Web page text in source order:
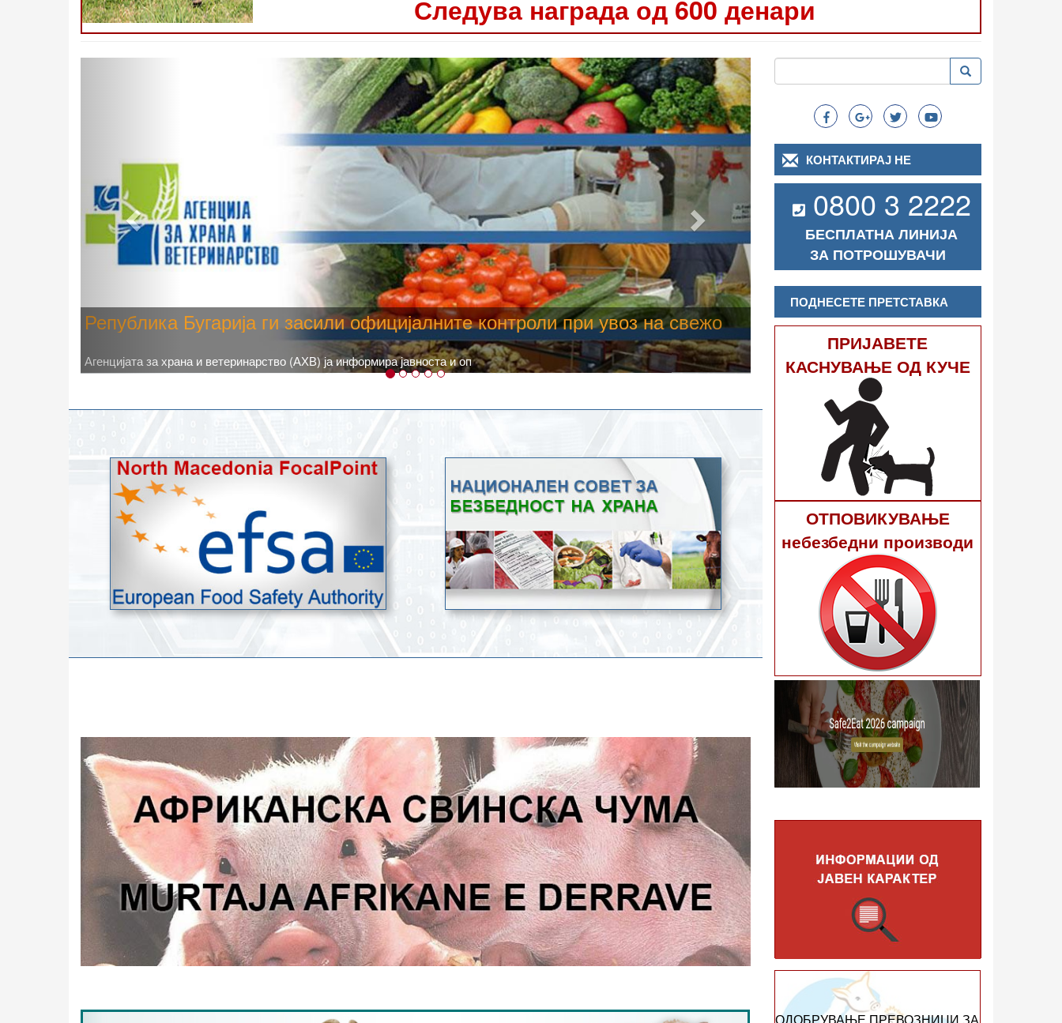
Следува награда од 600 денари
Високите температури ризик од труење со храна, опасни се и за
животните
Новото најавено зголемување на дневните температури, кое според метеоролозите во одредени региони ќе достигне 40
степени, ги зголемува ризиците од појава на труење со храна.
Следно
Search
Пребарување Пребарување
КОНТАКТИРАЈ НЕ
0800 3 2222
БЕСПЛАТНА ЛИНИЈА
ЗА ПОТРОШУВАЧИ
ПОДНЕСЕТЕ ПРЕТСТАВКА
ПРИЈАВЕТЕ
КАСНУВАЊЕ ОД КУЧЕ
ОТПОВИКУВАЊЕ
небезбедни производи
ОДОБРУВАЊЕ ПРЕВОЗНИЦИ ЗА